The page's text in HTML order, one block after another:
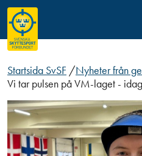
Startsida SvSF /Nyheter från
Vi tar pulsen på VM-laget -